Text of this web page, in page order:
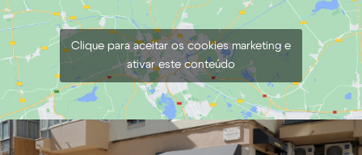
Clique para aceitar os cookies marketing e
ativar este conteúdo